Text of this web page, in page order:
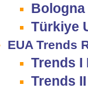
Bologna
Türkiye
EUA Trends
Trends I
Trends